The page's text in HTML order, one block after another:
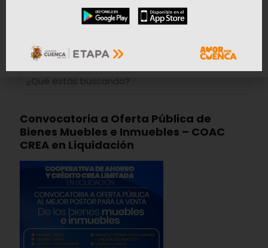
Leer mas
Convocatoria a Oferta Pública de
Bienes Muebles e Inmuebles – COAC
CREA en Liquidación